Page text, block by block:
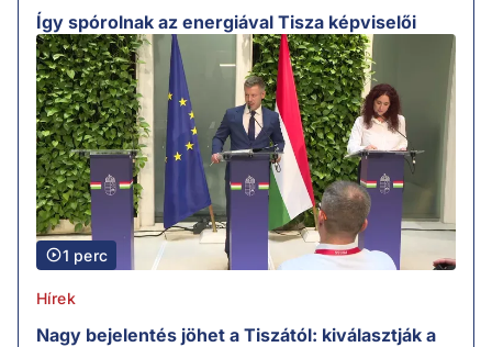
Így spórolnak az energiával Tisza képviselői
1 perc
Hírek
Nagy bejelentés jöhet a Tiszától: kiválasztják a